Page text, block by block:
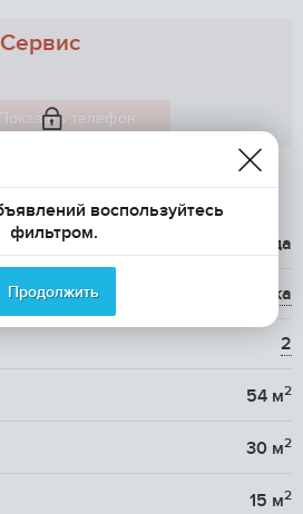
Показать телефон
ЖК Жемчужина Зеленограда
вторичка
2
54 м2
30 м2
15 м2
воспользуйтесь
фильтром.
Продолжить